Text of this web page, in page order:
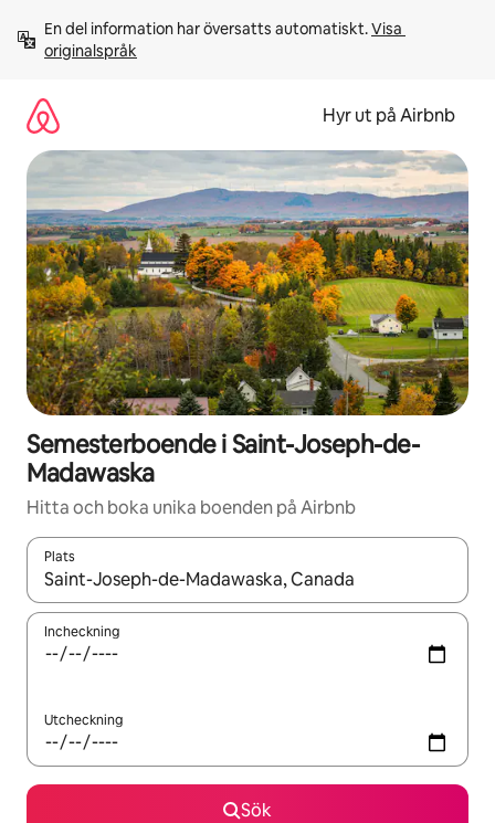
innehåll
En del information har översatts automatiskt. Visa
originalspråk
Hyr ut på Airbnb
Semesterboende i Saint-Joseph-de-
Madawaska
Hitta och boka unika boenden på Airbnb
Plats
När resultaten är tillgängliga kan du navigera med upp- och
Incheckning
Utcheckning
Sök